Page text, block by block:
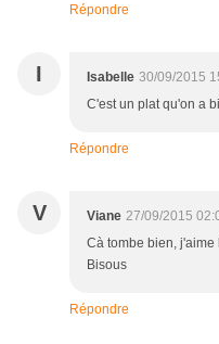
Répondre
I Isabelle 30/09/2015
C'est un plat qu'on a
Répondre
V Viane 27/09/2015
Cà tombe bien,
Bisous
Répondre